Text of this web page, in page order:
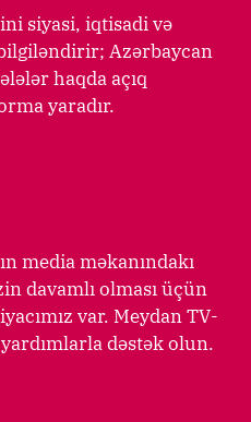
siyasi, iqtisadi və
Azərbaycan
haqda açıq
yaradır.
media məkanındakı
davamlı olması üçün
var. Meydan TV-
dəstək olun.